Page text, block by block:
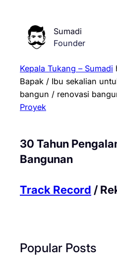
Sumadi
Founder
Kepala Tukang – Sumadi
Bapak / Ibu sekalian
bangun / renovasi
Proyek
30 Tahun
Bangunan
Track Record /
Popular Posts